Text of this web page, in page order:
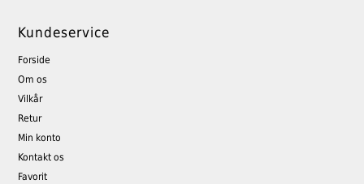
Kundeservice
Forside
Om os
Vilkår
Retur
Min konto
Kontakt os
Favorit